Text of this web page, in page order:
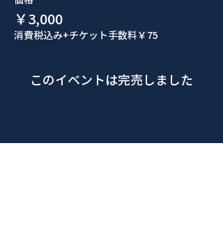
￥3,000
消費税込み+チケット手数料￥75
このイベントは完売しました